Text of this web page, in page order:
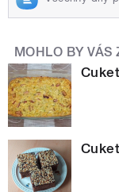
MOHLO BY VÁS